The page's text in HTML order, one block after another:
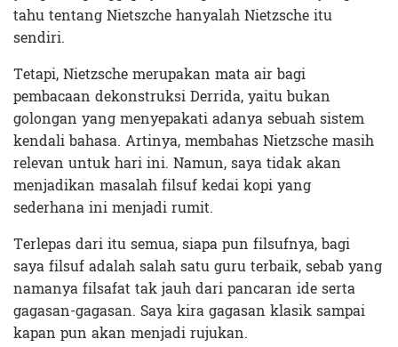
tahu tentang Nietszche hanyalah Nietzsche itu
sendiri.
Tetapi, Nietzsche merupakan mata air bagi
pembacaan dekonstruksi Derrida, yaitu bukan
golongan yang menyepakati adanya sebuah sistem
kendali bahasa. Artinya, membahas Nietzsche masih
relevan untuk hari ini. Namun, saya tidak akan
menjadikan masalah filsuf kedai kopi yang
sederhana ini menjadi rumit.
Terlepas dari itu semua, siapa pun filsufnya, bagi
saya filsuf adalah salah satu guru terbaik, sebab yang
namanya filsafat tak jauh dari pancaran ide serta
gagasan-gagasan. Saya kira gagasan klasik sampai
kapan pun akan menjadi rujukan.